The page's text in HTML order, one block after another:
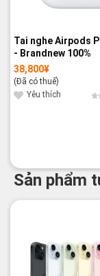
Tai nghe Airpods
- Brandnew 100%
38,800¥
(Đã có thuế)
Yêu thích
Sản phẩm